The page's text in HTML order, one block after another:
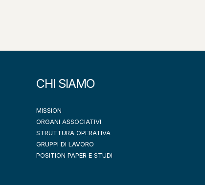
CHI SIAMO
MISSION
ORGANI ASSOCIATIVI
STRUTTURA OPERATIVA
GRUPPI DI LAVORO
POSITION PAPER E STUDI